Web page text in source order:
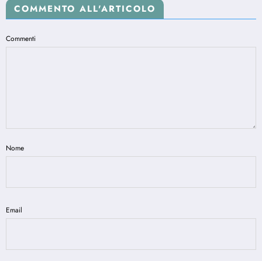
COMMENTO ALL'ARTICOLO
Commenti
Nome
Email